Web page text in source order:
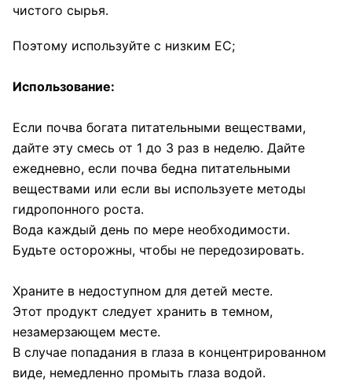
чистого сырья.
Поэтому используйте с низким ЕС;
Использование:
Если почва богата питательными веществами,
дайте эту смесь от 1 до 3 раз в неделю. Дайте
ежедневно, если почва бедна питательными
веществами или если вы используете методы
гидропонного роста.
Вода каждый день по мере необходимости.
Будьте осторожны, чтобы не передозировать.
Храните в недоступном для детей месте.
Этот продукт следует хранить в темном,
незамерзающем месте.
В случае попадания в глаза в концентрированном
виде, немедленно промыть глаза водой.